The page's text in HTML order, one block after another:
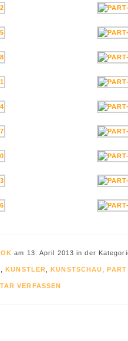
am 13. April 2013 in der
KÜNSTLER KUNSTSCHAU
VERFASSEN